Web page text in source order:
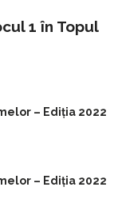
1 în Topul
– Ediția 2022
– Ediția 2022